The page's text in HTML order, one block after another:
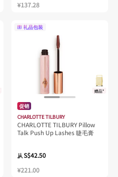
¥137.28
礼品包装
赠品*
促销
CHARLOTTE TILBURY
CHARLOTTE TILBURY Pillow
Talk Push Up Lashes 睫毛膏
从S$42.50
¥221.00